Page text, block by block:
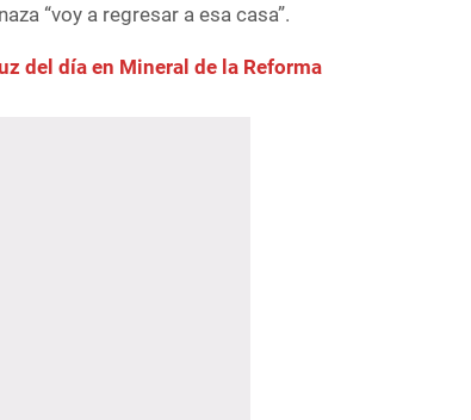
“voy a regresar a esa casa”.
del día en Mineral de la Reforma